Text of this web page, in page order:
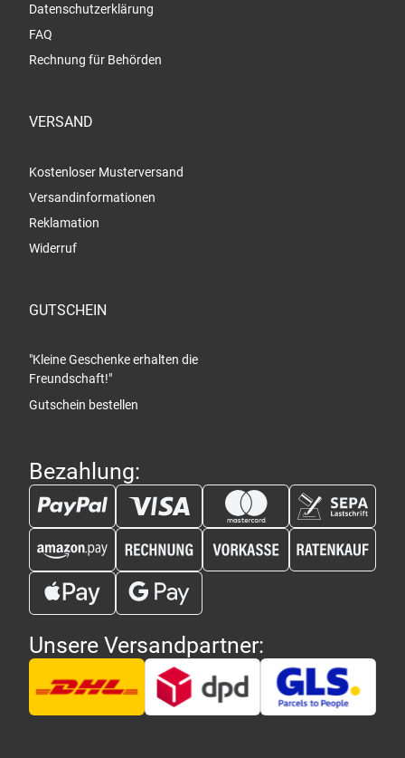
Datenschutzerklärung
FAQ
Rechnung für Behörden
VERSAND
Kostenloser Musterversand
Versandinformationen
Reklamation
Widerruf
GUTSCHEIN
"Kleine Geschenke erhalten die
Freundschaft!"
Gutschein bestellen
Bezahlung:
Unsere Versandpartner: